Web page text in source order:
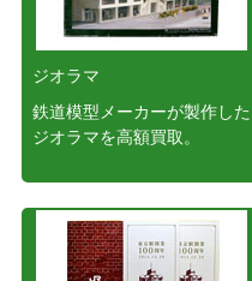
ジオラマ
鉄道模型メーカーが製作した
ジオラマを高額買取。